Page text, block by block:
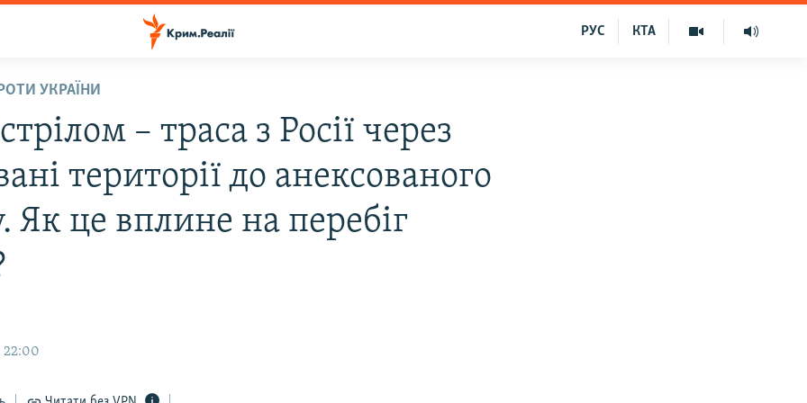
КТА
РУС
УКРАЇНИ
– траса з Росії через
території до анексованого
Як це вплине на перебіг
22:00